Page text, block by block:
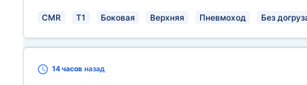
CMR T1 Боковая Верхняя Пневмоход Без
14 часов назад